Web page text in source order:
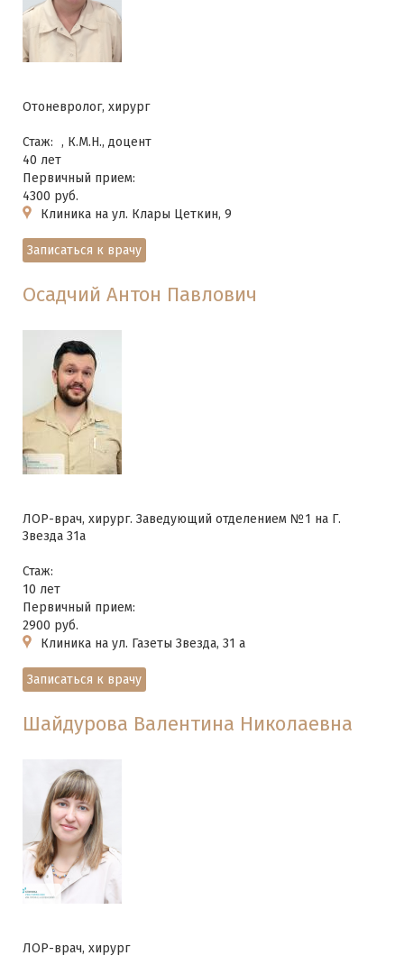
Отоневролог, хирург
Стаж:
40 лет
, К.М.Н., доцент
Первичный прием:
4300 руб.
Клиника на ул. Клары Цеткин, 9
Записаться к врачу
Осадчий Антон Павлович
ЛОР-врач, хирург. Заведующий отделением №1 на Г.
Звезда 31а
Стаж:
10 лет
Первичный прием:
2900 руб.
Клиника на ул. Газеты Звезда, 31 а
Записаться к врачу
Шайдурова Валентина Николаевна
ЛОР-врач, хирург